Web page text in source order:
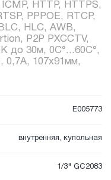
HTTP, HTTPS,
PPPOE, RTCP,
HLC, AWB,
P2P PXCCTV,
до 30м, 0C°...60C°,
0,7А, 107x91мм,
E005773
внутренняя, купольная
1/3" GC2083